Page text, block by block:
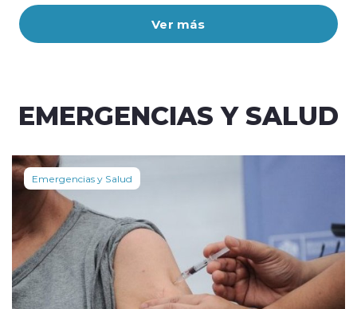
Ver más
EMERGENCIAS Y SALUD
Emergencias y Salud